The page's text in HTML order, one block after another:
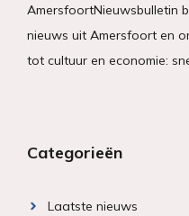
AmersfoortNieuwsbulletin
nieuws uit Amersfoort en
tot cultuur en economie:
Categorieën
Laatste nieuws